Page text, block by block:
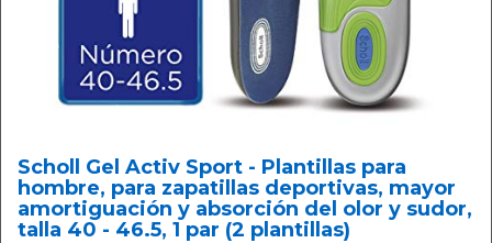
Scholl Gel Activ Sport - Plantillas para
hombre, para zapatillas deportivas, mayor
amortiguación y absorción del olor y sudor,
talla 40 - 46.5, 1 par (2 plantillas)